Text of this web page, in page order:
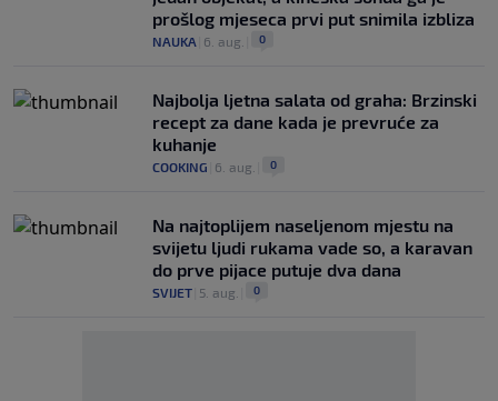
prošlog mjeseca prvi put snimila izbliza
NAUKA 6. aug. 0
Najbolja ljetna salata od graha: Brzinski
recept za dane kada je prevruće za
kuhanje
COOKING 6. aug. 0
Na najtoplijem naseljenom mjestu na
svijetu ljudi rukama vade so, a karavan
do prve pijace putuje dva dana
SVIJET 5. aug. 0